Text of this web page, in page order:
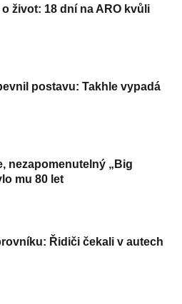
život: 18 dní na ARO kvůli
postavu: Takhle vypadá
nezapomenutelný „Big
mu 80 let
Řidiči čekali v autech